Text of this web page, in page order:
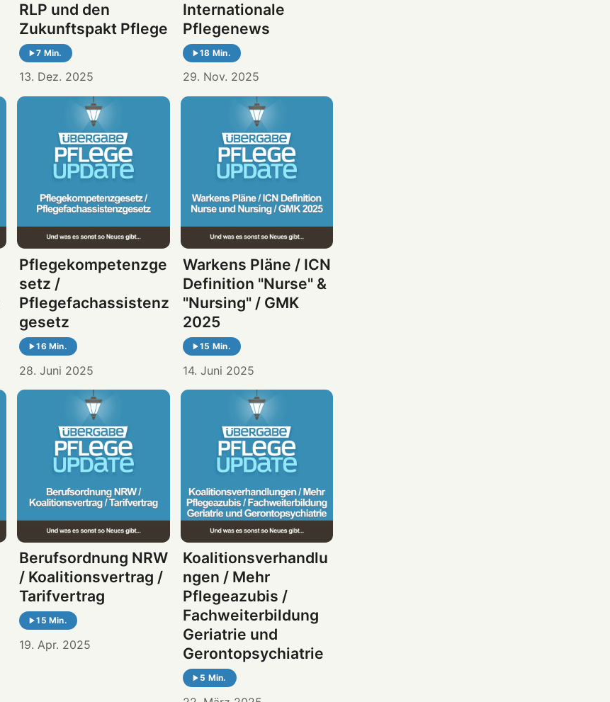
RLP und den
Zukunftspakt Pflege
7 Min.
13. Dez. 2025
Internationale
Pflegenews
18 Min.
29. Nov. 2025
Pflegekompetenzge
setz /
Pflegefachassistenz
gesetz
16 Min.
28. Juni 2025
Warkens Pläne / ICN
Definition "Nurse" &
"Nursing" / GMK
2025
15 Min.
14. Juni 2025
Berufsordnung NRW
/ Koalitionsvertrag /
Tarifvertrag
15 Min.
19. Apr. 2025
Koalitionsverhandlu
ngen / Mehr
Pflegeazubis /
Fachweiterbildung
Geriatrie und
Gerontopsychiatrie
5 Min.